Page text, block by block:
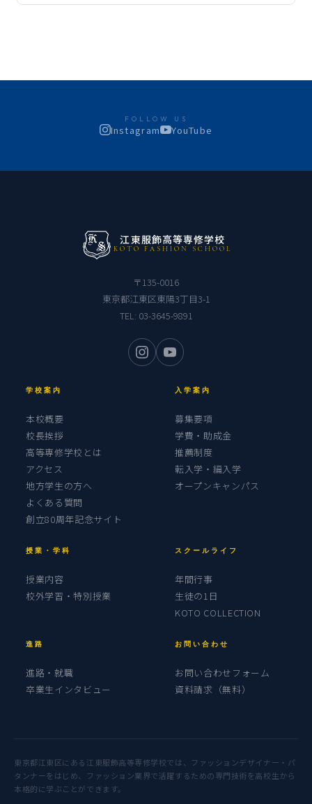
FOLLOW US
Instagram YouTube
江東服飾高等専修学校
KOTO FASHION SCHOOL
〒135-0016
東京都江東区東陽3丁目3-1
TEL: 03-3645-9891
学校案内
本校概要
校長挨拶
高等専修学校とは
アクセス
地方学生の方へ
よくある質問
創立80周年記念サイト
入学案内
募集要項
学費・助成金
推薦制度
転入学・編入学
オープンキャンパス
授業・学科
授業内容
校外学習・特別授業
スクールライフ
年間行事
生徒の1日
KOTO COLLECTION
進路
進路・就職
卒業生インタビュー
お問い合わせ
お問い合わせフォーム
資料請求（無料）
東京都江東区にある江東服飾高等専修学校では、ファッションデザイナー・パ
タンナーをはじめ、ファッション業界で活躍するための専門技術を高校生から
本格的に学ぶことができます。